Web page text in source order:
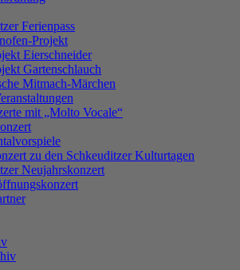
Ferienpass
Projekt
Eierschneider
Gartenschlauch
Mitmach-Märchen
mit „Molto Vocale“
zu den Schkeuditzer Kulturtagen
Neujahrskonzert